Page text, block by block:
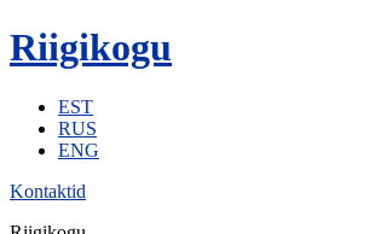
Riigikogu
EST
RUS
ENG
Kontaktid